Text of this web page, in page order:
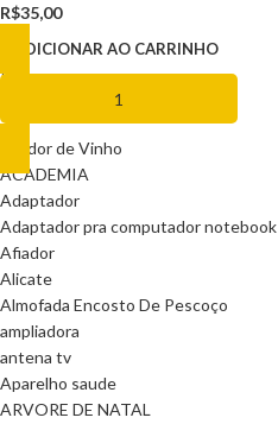
AS CATEGORIAS
abridor de Vinho
ACADEMIA
Adaptador
Adaptador pra computador notebook
Afiador
Alicate
Almofada Encosto De Pescoço
ampliadora
antena tv
Aparelho saude
ARVORE DE NATAL
R$35,00
ADICIONAR AO CARRINHO